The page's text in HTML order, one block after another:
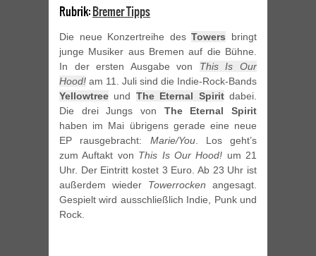
Rubrik:Bremer Tipps
Die neue Konzertreihe desTowers bringt
junge Musiker aus Bremen auf die Bühne.
In der ersten Ausgabe von This Is Our
Hood! am 11. Juli sind die Indie-Rock-Bands
Yellowtree und The Eternal Spiritdabei.
Die drei Jungs von The Eternal Spirit
haben im Mai übrigens gerade eine neue
EP rausgebracht: Marie/You. Los geht’s
zum Auftakt von This Is Our Hood! um 21
Uhr. Der Eintritt kostet 3 Euro. Ab 23 Uhr ist
außerdem wieder Towerrocken angesagt.
Gespielt wird ausschließlich Indie, Punk und
Rock.